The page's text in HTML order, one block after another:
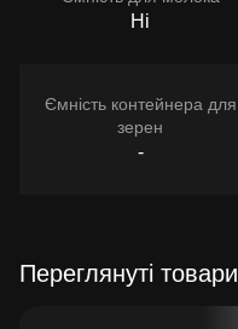
Ні
Ємність контейнера для
зерен
-
Переглянуті товари